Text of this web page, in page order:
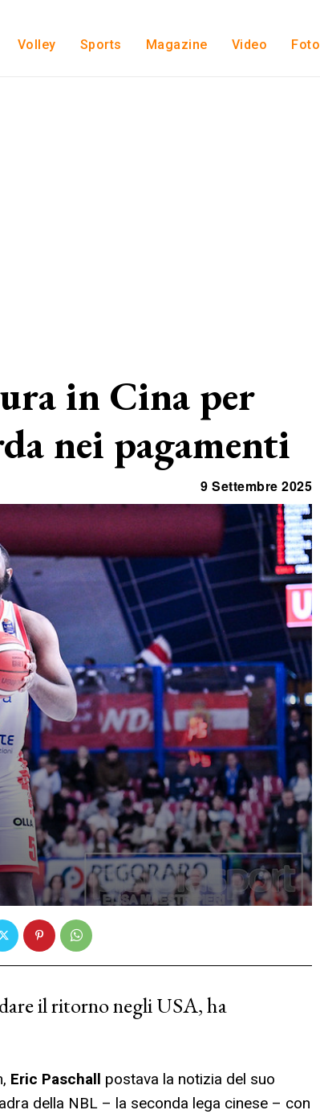
Volley Sports Magazine Video Foto
in Cina per
nei pagamenti
9 Settembre 2025
il ritorno negli USA, ha
Eric Paschall postava la notizia del suo
della NBL – la seconda lega cinese – con